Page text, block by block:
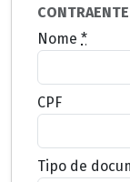
Nome *
CPF
Tipo de